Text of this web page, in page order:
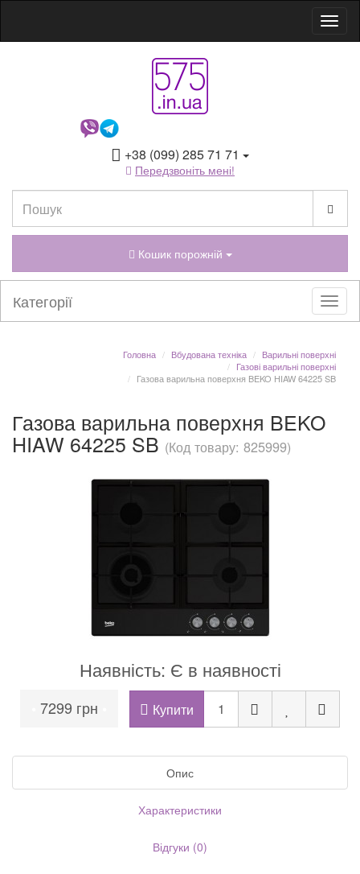
+38 (099) 285 71 71
Передзвоніть мені!
Кошик порожній
Категорії
Головна Вбудована техніка
Варильні поверхні
Газові варильні поверхні
Газова варильна поверхня BEKO HIAW 64225 SB
Газова варильна поверхня BEKO
HIAW 64225 SB (Код товару: 825999)
Наявність: Є в наявності
7299 грн Купити
Опис
Характеристики
Відгуки (0)